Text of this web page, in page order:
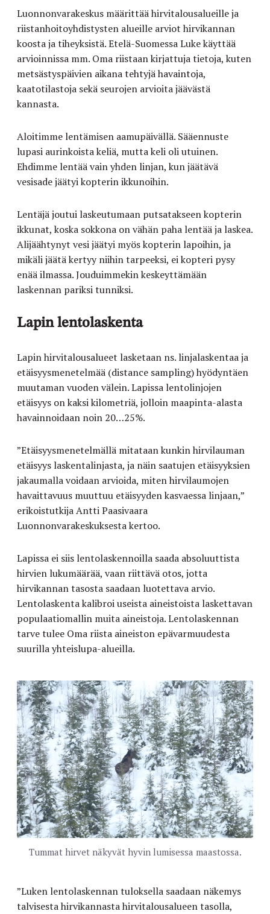
Luonnonvarakeskus määrittää hirvitalousalueille ja
riistanhoitoyhdistysten alueille arviot hirvikannan
koosta ja tiheyksistä. Etelä-Suomessa Luke käyttää
arvioinnissa mm. Oma riistaan kirjattuja tietoja, kuten
metsästyspäivien aikana tehtyjä havaintoja,
kaatotilastoja sekä seurojen arvioita jäävästä
kannasta.
Aloitimme lentämisen aamupäivällä. Sääennuste
lupasi aurinkoista keliä, mutta keli oli utuinen.
Ehdimme lentää vain yhden linjan, kun jäätävä
vesisade jäätyi kopterin ikkunoihin.
Lentäjä joutui laskeutumaan putsatakseen kopterin
ikkunat, koska sokkona on vähän paha lentää ja laskea.
Alijäähtynyt vesi jäätyi myös kopterin lapoihin, ja
mikäli jäätä kertyy niihin tarpeeksi, ei kopteri pysy
enää ilmassa. Jouduimmekin keskeyttämään
laskennan pariksi tunniksi.
Lapin lentolaskenta
Lapin hirvitalousalueet lasketaan ns. linjalaskentaa ja
etäisyysmenetelmää (distance sampling) hyödyntäen
muutaman vuoden välein. Lapissa lentolinjojen
etäisyys on kaksi kilometriä, jolloin maapinta-alasta
havainnoidaan noin 20…25%.
”Etäisyysmenetelmällä mitataan kunkin hirvilauman
etäisyys laskentalinjasta, ja näin saatujen etäisyyksien
jakaumalla voidaan arvioida, miten hirvilaumojen
havaittavuus muuttuu etäisyyden kasvaessa linjaan,”
erikoistutkija Antti Paasivaara
Luonnonvarakeskuksesta kertoo.
Lapissa ei siis lentolaskennoilla saada absoluuttista
hirvien lukumäärää, vaan riittävä otos, jotta
hirvikannan tasosta saadaan luotettava arvio.
Lentolaskenta kalibroi useista aineistoista laskettavan
populaatiomallin muita aineistoja. Lentolaskennan
tarve tulee Oma riista aineiston epävarmuudesta
suurilla yhteislupa-alueilla.
Tummat hirvet näkyvät hyvin lumisessa maastossa.
”Luken lentolaskennan tuloksella saadaan näkemys
talvisesta hirvikannasta hirvitalousalueen tasolla,